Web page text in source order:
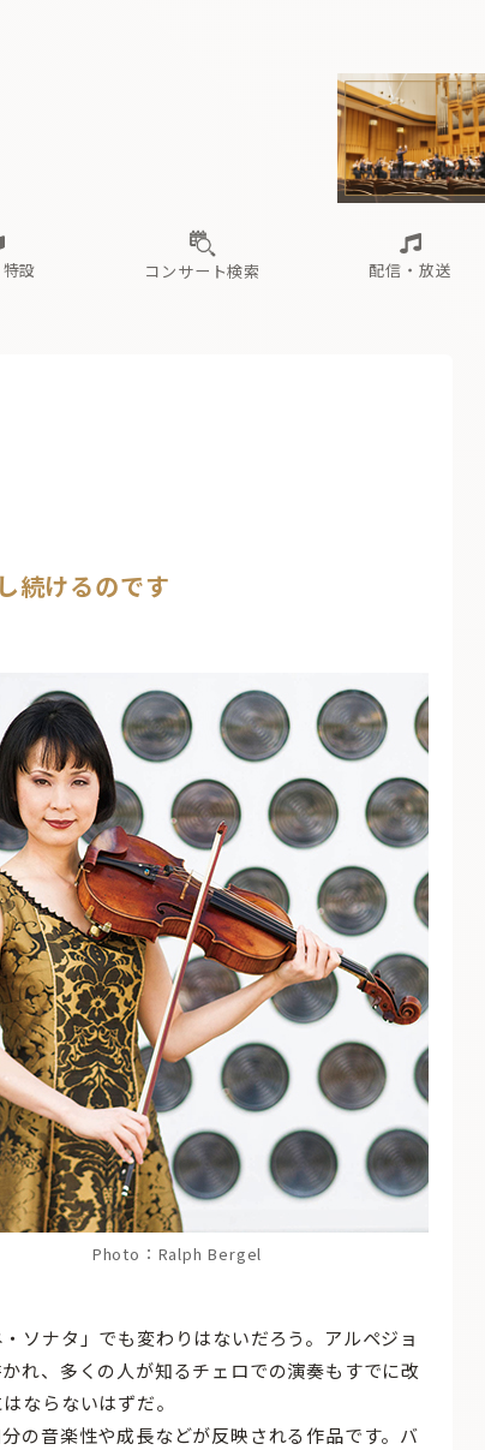
設 コンサート検索 配信・放送
海の向こうの音楽家 Aからの眺望
過去の特集
ール
続けるのです
Photo：Ralph Bergel
ソナタ」でも変わりはないだろう。アルペジョ
れ、多くの人が知るチェロでの演奏もすでに改
ならないはずだ。
の音楽性や成長などが反映される作品です。バ